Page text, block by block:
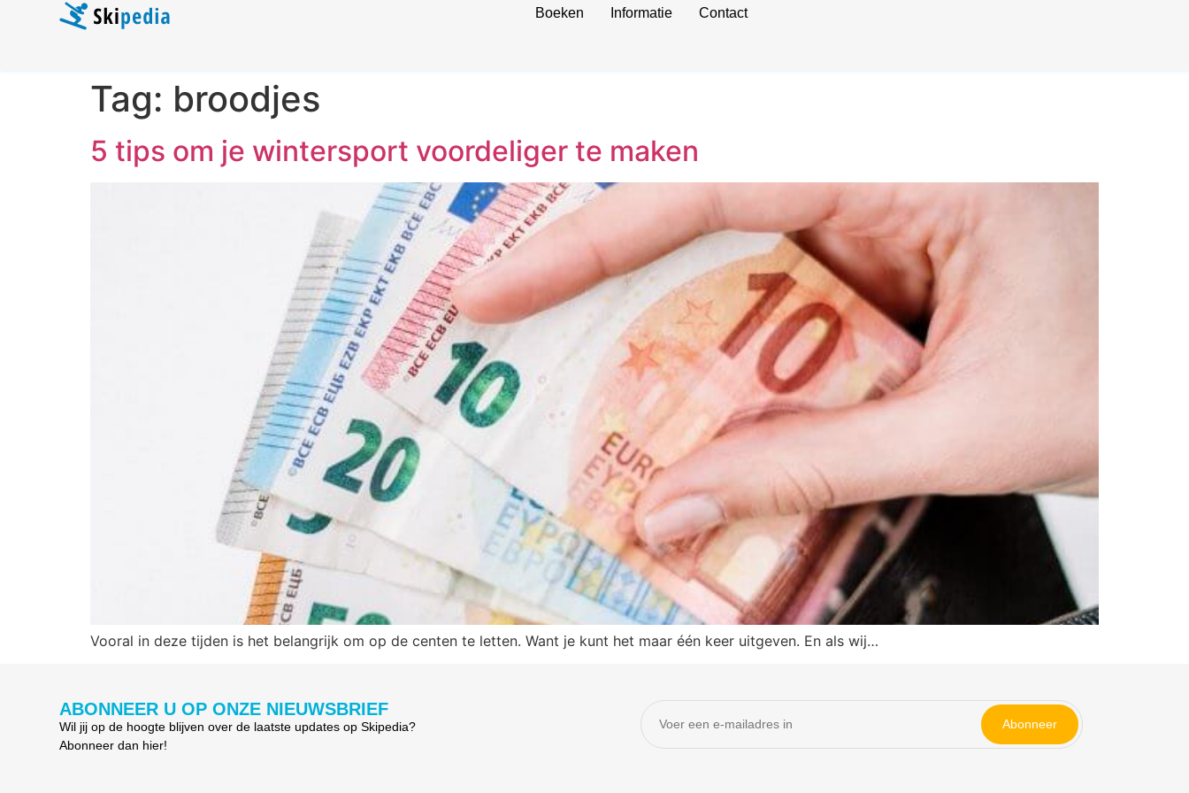
Boeken Informatie Contact
Tag: broodjes
5 tips om je wintersport voordeliger te maken
Vooral in deze tijden is het belangrijk om op de centen te letten. Want je kunt het maar één keer uitgeven. En als wij…
ABONNEER U OP ONZE NIEUWSBRIEF
Wil jij op de hoogte blijven over de laatste updates op Skipedia?
Abonneer dan hier!
Abonneer